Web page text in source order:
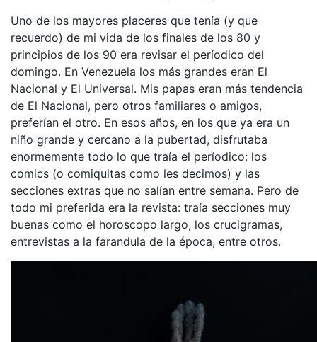
Uno de los mayores placeres que tenía (y que
recuerdo) de mi vida de los finales de los 80 y
principios de los 90 era revisar el períodico del
domingo. En Venezuela los más grandes eran El
Nacional y El Universal. Mis papas eran más tendencia
de El Nacional, pero otros familiares o amigos,
preferían el otro. En esos años, en los que ya era un
niño grande y cercano a la pubertad, disfrutaba
enormemente todo lo que traía el períodico: los
comics (o comiquitas como les decimos) y las
secciones extras que no salían entre semana. Pero de
todo mi preferida era la revista: traía secciones muy
buenas como el horoscopo largo, los crucigramas,
entrevistas a la farandula de la época, entre otros.